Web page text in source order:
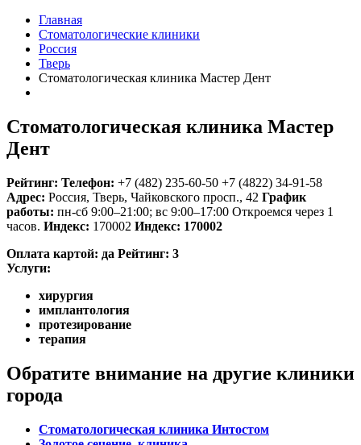
Главная
Стоматологические клиники
Россия
Тверь
Стоматологическая клиника Мастер Дент
Стоматологическая клиника Мастер
Дент
Рейтинг: Телефон: +7 (482) 235-60-50 +7 (4822) 34-91-58
Адрес: Россия, Тверь, Чайковского просп., 42 График
работы: пн-сб 9:00–21:00; вс 9:00–17:00 Откроемся через 1
часов. Индекс: 170002 Индекс: 170002
Оплата картой: да Рейтинг: 3
Услуги:
хирургия
имплантология
протезирование
терапия
Обратите внимание на другие клиники
города
Стоматологическая клиника Интостом